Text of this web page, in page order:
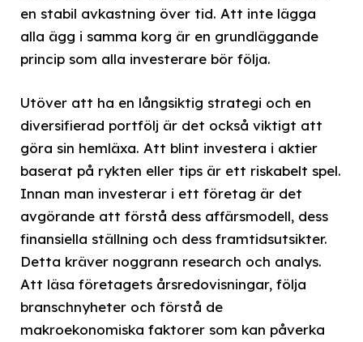
en stabil avkastning över tid. Att inte lägga
alla ägg i samma korg är en grundläggande
princip som alla investerare bör följa.
Utöver att ha en långsiktig strategi och en
diversifierad portfölj är det också viktigt att
göra sin hemläxa. Att blint investera i aktier
baserat på rykten eller tips är ett riskabelt spel.
Innan man investerar i ett företag är det
avgörande att förstå dess affärsmodell, dess
finansiella ställning och dess framtidsutsikter.
Detta kräver noggrann research och analys.
Att läsa företagets årsredovisningar, följa
branschnyheter och förstå de
makroekonomiska faktorer som kan påverka